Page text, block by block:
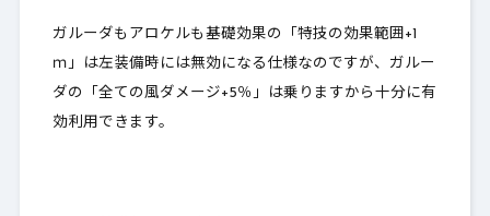
ガルーダもアロケルも基礎効果の「特技の効果範囲+1
ｍ」は左装備時には無効になる仕様なのですが、ガルー
ダの「全ての風ダメージ+5％」は乗りますから十分に有
効利用できます。